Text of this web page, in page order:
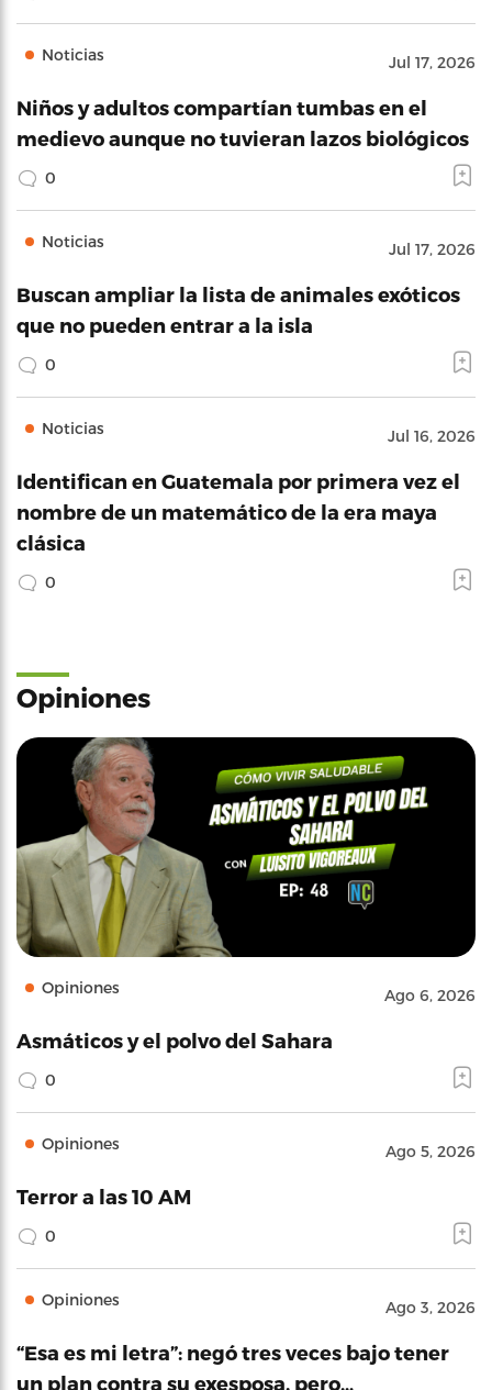
Noticias Jul 17, 2026
Niños y adultos compartían tumbas en el
medievo aunque no tuvieran lazos biológicos
0
Noticias Jul 17, 2026
Buscan ampliar la lista de animales exóticos
que no pueden entrar a la isla
0
Noticias Jul 16, 2026
Identifican en Guatemala por primera vez el
nombre de un matemático de la era maya
clásica
0
Opiniones
Opiniones Ago 6, 2026
Asmáticos y el polvo del Sahara
0
Opiniones Ago 5, 2026
Terror a las 10 AM
0
Opiniones Ago 3, 2026
“Esa es mi letra”: negó tres veces bajo tener
un plan contra su exesposa, pero…